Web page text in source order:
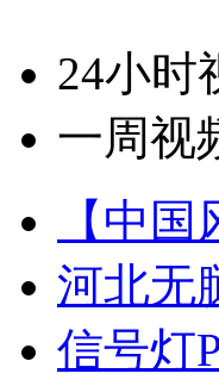
24小时
一周视
【中
河北无
信号灯